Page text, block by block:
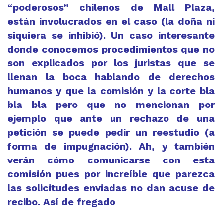
“poderosos” chilenos de Mall Plaza,
están involucrados en el caso (la doña ni
siquiera se inhibió). Un caso interesante
donde conocemos procedimientos que no
son explicados por los juristas que se
llenan la boca hablando de derechos
humanos y que la comisión y la corte bla
bla bla pero que no mencionan por
ejemplo que ante un rechazo de una
petición se puede pedir un reestudio (a
forma de impugnación). Ah, y también
verán cómo comunicarse con esta
comisión pues por increíble que parezca
las solicitudes enviadas no dan acuse de
recibo. Así de fregado